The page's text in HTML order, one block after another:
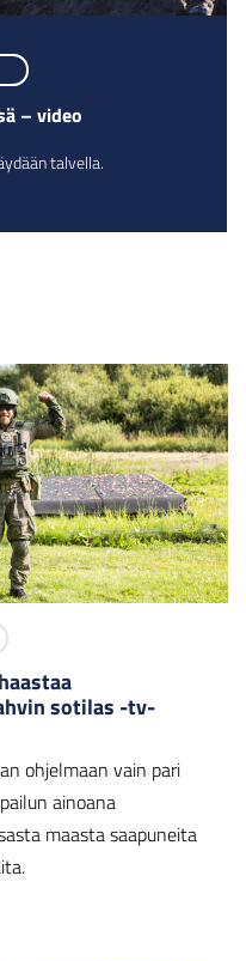
– video
talvella.
sotilas -tv-
ohjelmaan vain pari
ainoana
maasta saapuneita